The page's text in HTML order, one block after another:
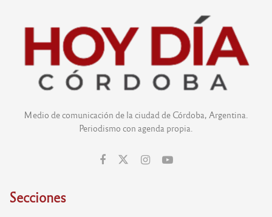
Medio de comunicación de la ciudad de Córdoba, Argentina.
Periodismo con agenda propia.
Secciones